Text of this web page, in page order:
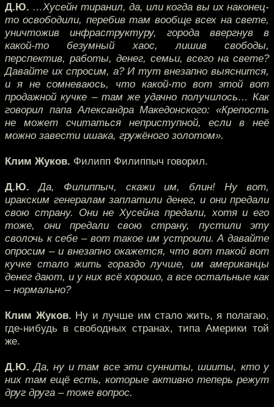
Д.Ю. …Хусейн тиранил, да, или когда вы их наконец-
то освободили, перебив там вообще всех на свете,
уничтожив инфраструктуру, города ввергнув в
какой-то безумный хаос, лишив свободы,
перспектив, работы, денег, семьи, всего на свете?
Давайте их спросим, а? И тут внезапно выяснится,
и я не сомневаюсь, что какой-то вот этой вот
продажной кучке – там же удачно получилось… Как
говорил папа Александра Македонского: «Крепость
не может считаться неприступной, если в неё
можно завести ишака, гружёного золотом».
Клим Жуков. Филипп Филиппыч говорил.
Д.Ю. Да, Филиппыч, скажи им, блин! Ну вот,
иракским генералам заплатили денег, и они предали
свою страну. Они не Хусейна предали, хотя и его
тоже, они предали свою страну, пустили эту
сволочь к себе – вот такое им устроили. А давайте
опросим – и внезапно окажется, что вот такой вот
кучке стало жить гораздо лучше, им американцы
денег дают, и у них всё хорошо, а все остальные как
– нормально?
Клим Жуков. Ну и лучше им стало жить, я полагаю,
где-нибудь в свободных странах, типа Америки той
же.
Д.Ю. Да, ну и там все эти сунниты, шииты, кто у
них там ещё есть, которые активно теперь режут
друг друга – тоже вопрос.